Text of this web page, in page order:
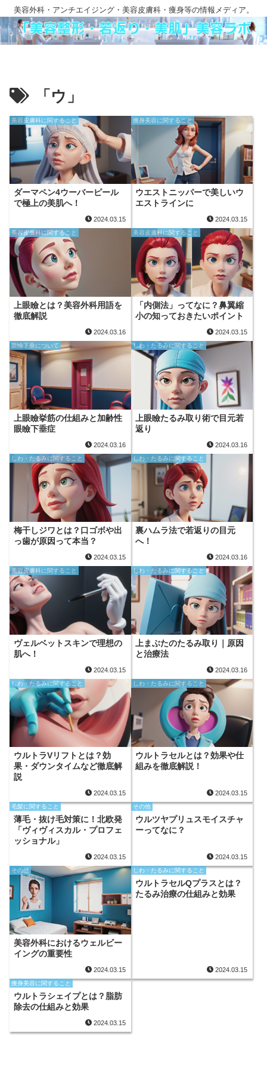
美容外科・アンチエイジング・美容皮膚科・痩身等の情報メディア。
「ウ」
美容皮膚科に関すること
ダーマペン4ウーバーピール
で極上の美肌へ！
2024.03.15
痩身美容に関すること
ウエストニッパーで美しいウ
エストラインに
2024.03.15
美容皮膚科に関すること
上眼瞼とは？美容外科用語を
徹底解説
2024.03.16
美容皮膚科に関すること
「内側法」ってなに？鼻翼縮
小の知っておきたいポイント
2024.03.15
眼瞼下垂について
上眼瞼挙筋の仕組みと加齢性
眼瞼下垂症
2024.03.16
しわ・たるみに関すること
上眼瞼たるみ取り術で目元若
返り
2024.03.16
しわ・たるみに関すること
梅干しジワとは？口ゴボや出
っ歯が原因って本当？
2024.03.15
しわ・たるみに関すること
裏ハムラ法で若返りの目元
へ！
2024.03.16
美容皮膚科に関すること
ヴェルベットスキンで理想の
肌へ！
2024.03.15
しわ・たるみに関すること
上まぶたのたるみ取り｜原因
と治療法
2024.03.16
しわ・たるみに関すること
ウルトラVリフトとは？効
果・ダウンタイムなど徹底解
説
2024.03.15
しわ・たるみに関すること
ウルトラセルとは？効果や仕
組みを徹底解説！
2024.03.15
毛髪に関すること
薄毛・抜け毛対策に！北欧発
「ヴィヴィスカル・プロフェ
ッショナル」
2024.03.15
その他
ウルツヤプリュスモイスチャ
ーってなに？
2024.03.15
その他
美容外科におけるウェルビー
イングの重要性
2024.03.15
しわ・たるみに関すること
ウルトラセルQプラスとは？
たるみ治療の仕組みと効果
2024.03.15
痩身美容に関すること
ウルトラシェイプとは？脂肪
除去の仕組みと効果
2024.03.15